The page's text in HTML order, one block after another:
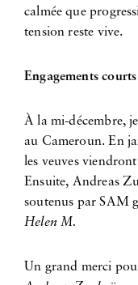
calmée que
tension reste vive.
Engagements
À la mi-décembre,
au Cameroun. En
les veuves
Ensuite, Andreas
soutenus par SAM
Helen M.
Un grand merci